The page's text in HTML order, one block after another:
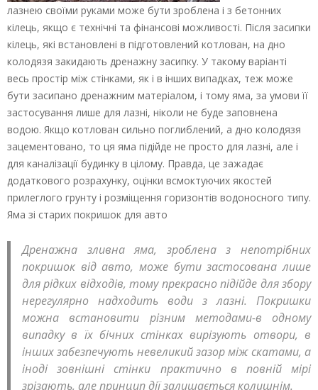
лазнею своїми руками може бути зроблена і з бетонних
кілець, якщо є технічні та фінансові можливості. Після засипки
кілець, які встановлені в підготовлений котлован, на дно
колодязя закидають дренажну засипку. У такому варіанті
весь простір між стінками, як і в інших випадках, теж може
бути засипано дренажним матеріалом, і тому яма, за умови її
застосування лише для лазні, ніколи не буде заповнена
водою. Якщо котлован сильно поглиблений, а дно колодязя
зацементовано, то ця яма підійде не просто для лазні, але і
для каналізації будинку в цілому. Правда, це зажадає
додаткового розрахунку, оцінки всмоктуючих якостей
прилеглого грунту і розміщення горизонтів водоносного типу.
Яма зі старих покришок для авто
Дренажна зливна яма, зроблена з непотрібних
покришок від авто, може бути застосована лише
для рідких відходів, тому прекрасно підійде для збору
нерегулярно надходить води з лазні. Покришки
можна встановити різним методами-в одному
випадку в їх бічних стінках вирізують отвори, в
інших забезпечують невеликий зазор між скатами, а
іноді зовнішні стінки практично в повній мірі
зрізають, але принцип дії залишається колишнім.